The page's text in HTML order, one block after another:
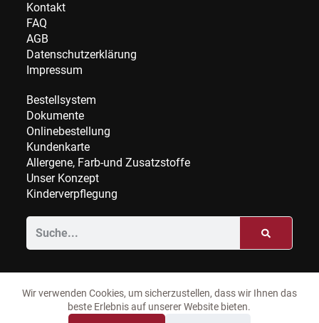
Wir verwenden Cookies, um sicherzustellen, dass wir Ihnen das
beste Erlebnis auf unserer Website bieten.
Kontakt
FAQ
AGB
Datenschutzerklärung
Impressum
Bestellsystem
Dokumente
Onlinebestellung
Kundenkarte
Allergene, Farb-und Zusatzstoffe
Unser Konzept
Kinderverpflegung